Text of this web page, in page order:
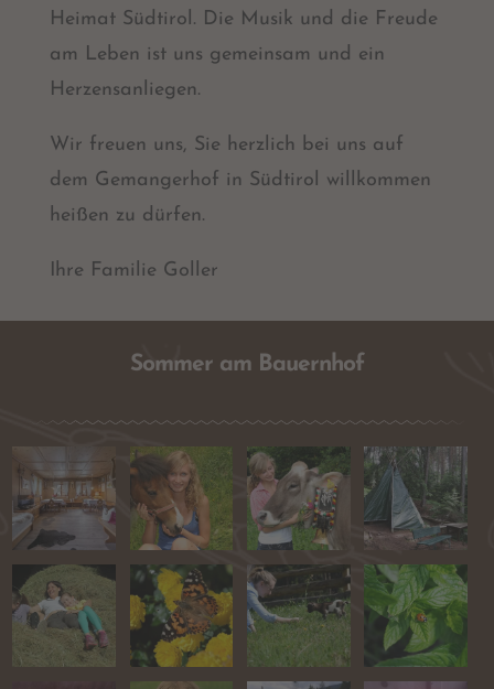
Heimat Südtirol. Die Musik und die Freude
am Leben ist uns gemeinsam und ein
Herzensanliegen.
Wir freuen uns, Sie herzlich bei uns auf
dem Gemangerhof in Südtirol willkommen
heißen zu dürfen.
Ihre Familie Goller
Sommer am Bauernhof